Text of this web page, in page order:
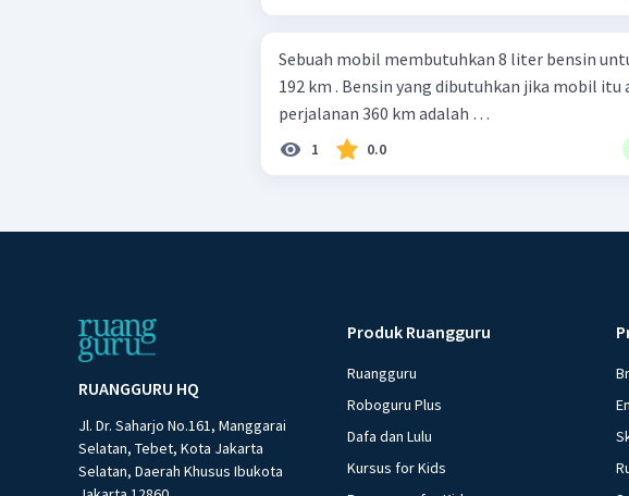
Sebuah mobil membutuhkan 8 liter bensin
192 km . Bensin yang dibutuhkan jika mobil itu
perjalanan 360 km adalah …
1 0.0
RUANGGURU HQ
Jl. Dr. Saharjo No.161, Manggarai
Selatan, Tebet, Kota Jakarta
Selatan, Daerah Khusus Ibukota
Produk Ruangguru
Ruangguru
Roboguru Plus
Dafa dan Lulu
Kursus for Kids